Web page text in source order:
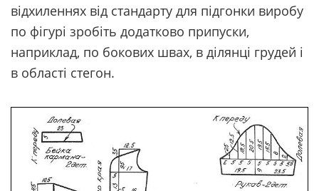
відхиленнях від стандарту для підгонки виробу
по фігурі зробіть додатково припуски,
наприклад, по бокових швах, в ділянці грудей і
в області стегон.